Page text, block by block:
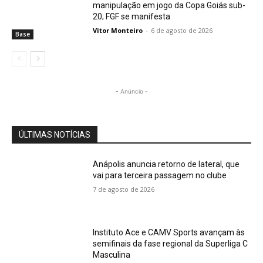
Base
manipulação em jogo da Copa Goiás sub-
20; FGF se manifesta
Vitor Monteiro - 6 de agosto de 2026
- Anúncio -
ÚLTIMAS NOTÍCIAS
Anápolis anuncia retorno de lateral, que
vai para terceira passagem no clube
7 de agosto de 2026
Instituto Ace e CAMV Sports avançam às
semifinais da fase regional da Superliga C
Masculina